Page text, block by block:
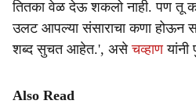
तितका वेळ देऊ शकलो नाही. पण तू
उलट आपल्या संसाराचा कणा होऊन
शब्द सुचत आहेत.', असेचव्हाणयांनी
Also Read